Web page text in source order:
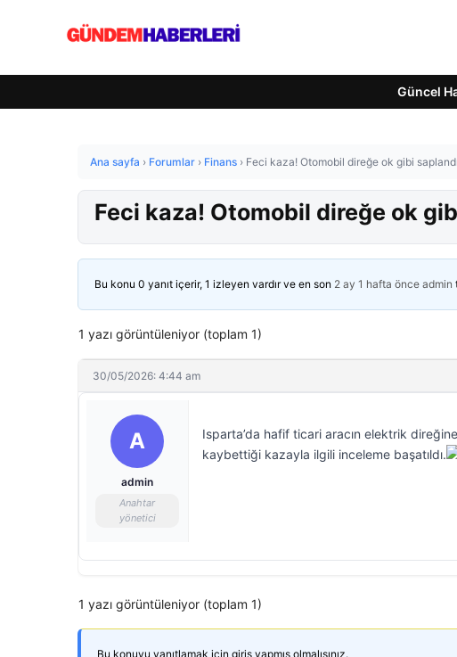
Güncel
Ana sayfa › Forumlar › Finans › Feci kaza! Otomobil direğe ok gibi
Feci kaza! Otomobil direğe ok
Bu konu 0 yanıt içerir, 1 izleyen vardır ve en son 2 ay 1 hafta önce admin
1 yazı görüntüleniyor (toplam 1)
30/05/2026: 4:44 am
A
admin
Anahtar
yönetici
Isparta’da hafif ticari aracın elektrik
kaybettiği kazayla ilgili inceleme başatıldı.
1 yazı görüntüleniyor (toplam 1)
Bu konuyu yanıtlamak için giriş yapmış olmalısınız.